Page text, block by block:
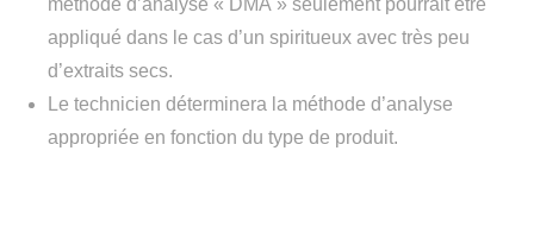
méthode d’analyse « DMA » seulement pourrait être
appliqué dans le cas d’un spiritueux avec très peu
d’extraits secs.
Le technicien déterminera la méthode d’analyse
appropriée en fonction du type de produit.